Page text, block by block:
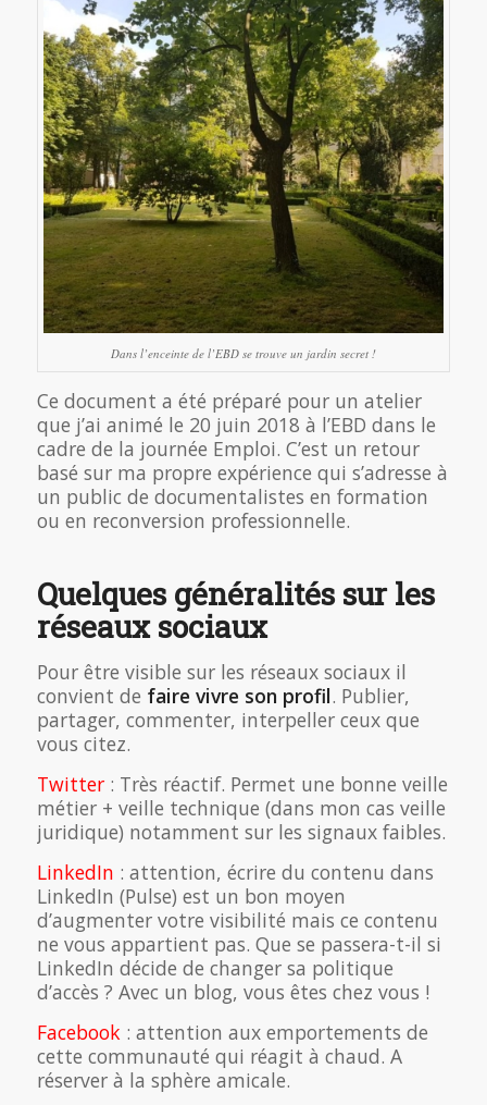
Dans l’enceinte de l’EBD se trouve un jardin secret !
Ce document a été préparé pour un atelier
que j’ai animé le 20 juin 2018 à l’EBD dans le
cadre de la journée Emploi. C’est un retour
basé sur ma propre expérience qui s’adresse à
un public de documentalistes en formation
ou en reconversion professionnelle.
Quelques généralités sur les
réseaux sociaux
Pour être visible sur les réseaux sociaux il
convient de faire vivre son profil. Publier,
partager, commenter, interpeller ceux que
vous citez.
Twitter: Très réactif. Permet une bonne veille
métier + veille technique (dans mon cas veille
juridique) notamment sur les signaux faibles.
LinkedIn : attention, écrire du contenu dans
LinkedIn (Pulse) est un bon moyen
d’augmenter votre visibilité mais ce contenu
ne vous appartient pas. Que se passera-t-il si
LinkedIn décide de changer sa politique
d’accès ? Avec un blog, vous êtes chez vous !
Facebook : attention aux emportements de
cette communauté qui réagit à chaud. A
réserver à la sphère amicale.